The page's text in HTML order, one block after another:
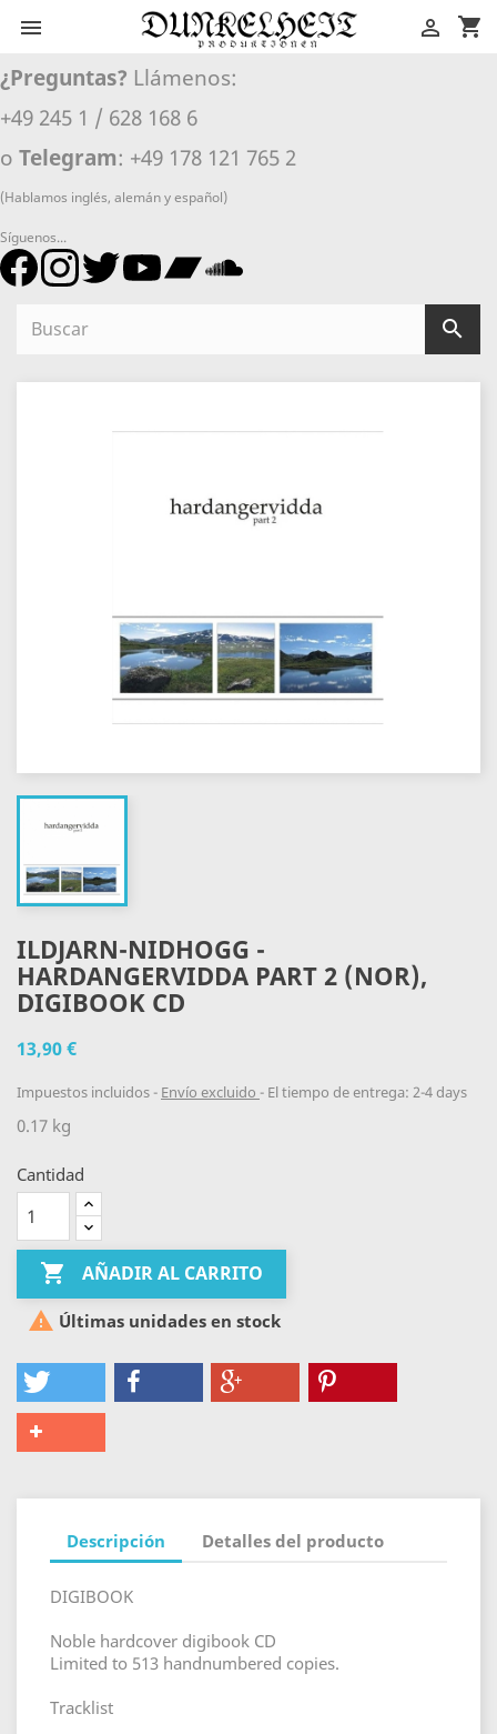
 shopping_cart

¿Preguntas? Llámenos:
+49 245 1 / 628 168 6
o Telegram: +49 178 121 765 2
(Hablamos inglés, alemán y español)
Síguenos...

ILDJARN-NIDHOGG -
HARDANGERVIDDA PART 2 (NOR),
DIGIBOOK CD
13,90 €
Impuestos incluidos Envío excluido El tiempo de entrega: 2-4 days
0.17 kg
Cantidad
 AÑADIR AL CARRITO
 Últimas unidades en stock
Descripción Detalles del producto
DIGIBOOK
Noble hardcover digibook CD
Limited to 513 handnumbered copies.
Tracklist